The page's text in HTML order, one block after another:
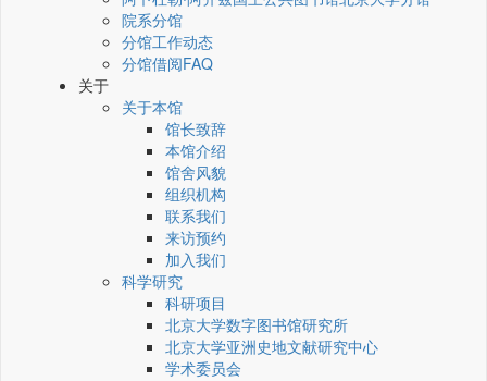
院系分馆
分馆工作动态
分馆借阅FAQ
关于
关于本馆
馆长致辞
本馆介绍
馆舍风貌
组织机构
联系我们
来访预约
加入我们
科学研究
科研项目
北京大学数字图书馆研究所
北京大学亚洲史地文献研究中心
学术委员会